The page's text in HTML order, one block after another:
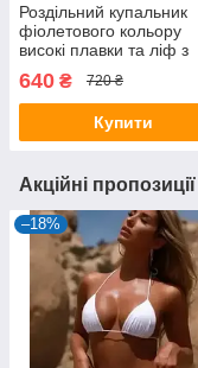
Роздільний купальник
фіолетового кольору
високі плавки та ліф з
640 ₴ 720 ₴
Купити
Акційні
–18%